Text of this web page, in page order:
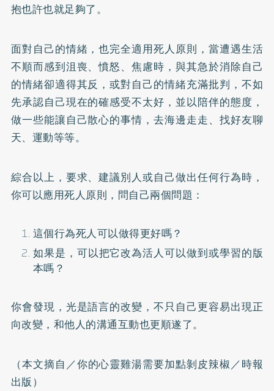
抱也許也就足夠了。
面對自己的情緒，也完全適用死人原則，當遭遇生活
不順而感到沮喪、憤怒、焦慮時，與其急於消除自己
的情緒卻適得其反，或對自己的情緒充滿批判，不如
先承認自己現在的確感受不太好，並以陪伴的態度，
做一些能讓自己散心的事情，去海邊走走、找好友聊
天、運動等等。
綜合以上，要求、建議別人或自己做出任何行為時，
你可以應用死人原則，問自己兩個問題：
這個行為死人可以做得更好嗎？
如果是，可以把它改為活人可以做到或學習的版
本嗎？
你會發現，光是語言的改變，不只自己更容易出現正
向改變，和他人的溝通互動也更順遂了。
（本文摘自／你的心靈雞湯需要加點剝皮辣椒／時報
出版）